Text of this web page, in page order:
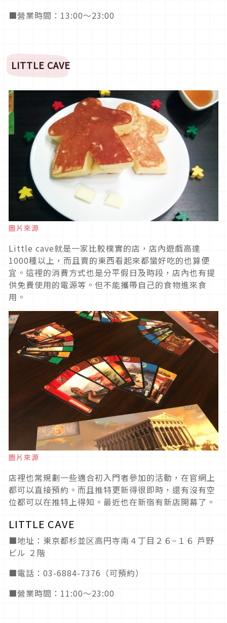
■營業時間：13:00〜23:00
LITTLE CAVE
圖片來源
Little cave就是一家比較樸實的店，店內遊戲高達
1000種以上，而且賣的東西看起來都蠻好吃的也算便
宜。這裡的消費方式也是分平假日及時段，店內也有提
供免費使用的電源等。但不能攜帶自己的食物進來食
用。
圖片來源
店裡也常規劃一些適合初入門者參加的活動，在官網上
都可以直接預約。而且推特更新得很即時，還有沒有空
位都可以在推特上得知。最近也在新宿有新店開幕了。
LITTLE CAVE
■地址：東京都杉並区高円寺南４丁目２６−１６ 芦野
ビル ２階
■電話：03-6884-7376（可預約）
■營業時間：11:00〜23:00